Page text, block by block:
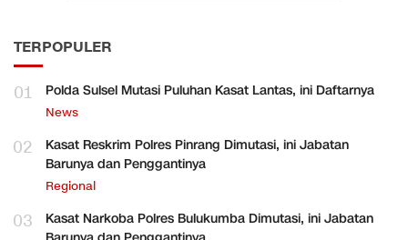
TERPOPULER
01 Polda Sulsel Mutasi Puluhan Kasat Lantas, ini Daftarnya
News
02
Kasat Reskrim Polres Pinrang Dimutasi, ini Jabatan
Barunya dan Penggantinya
Regional
03
Kasat Narkoba Polres Bulukumba Dimutasi, ini Jabatan